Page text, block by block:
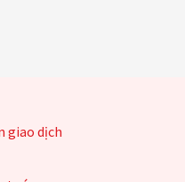
giao dịch